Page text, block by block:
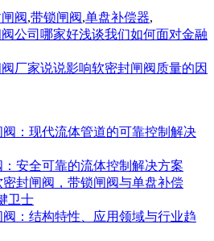
阀,带锁闸阀,单盘补偿器,
公司哪家好浅谈我们如何面对金融
厂家说说影响软密封闸阀质量的因
阀：现代流体管道的可靠控制解决
安全可靠的流体控制解决方案
密封闸阀，带锁闸阀与单盘补偿
卫士
：结构特性、应用领域与行业趋